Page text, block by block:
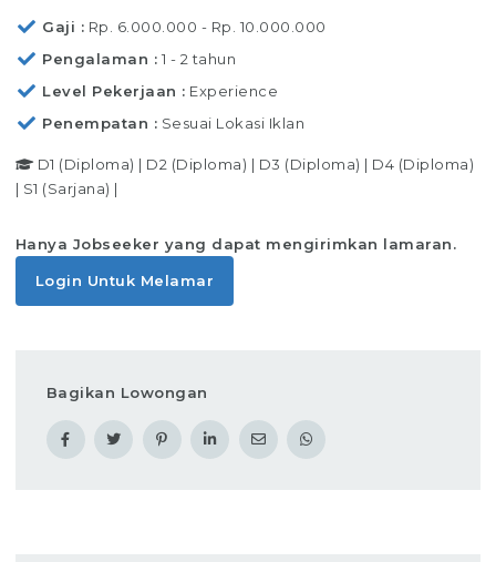
Gaji
Rp. 6.000.000 - Rp. 10.000.000
Pengalaman
1 - 2 tahun
Level Pekerjaan
Experience
Penempatan
Sesuai Lokasi Iklan
D1 (Diploma) | D2 (Diploma) | D3 (Diploma) | D4 (Diploma)
| S1 (Sarjana) |
Hanya Jobseeker yang dapat mengirimkan lamaran.
Login Untuk Melamar
Bagikan Lowongan